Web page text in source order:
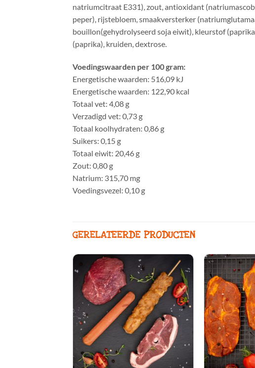
natriumcitraat E331), zout, antioxidant
peper), rijstebloem, smaakversterker
bouillon(gehydrolyseerd soja eiwit), kleurstof
(paprika), kruiden, dextrose.
Voedingswaarden per 100 gram:
Energetische waarden: 516,09 kJ
Energetische waarden: 122,90 kcal
Totaal vet: 4,08 g
Verzadigd vet: 0,73 g
Totaal koolhydraten: 0,86 g
Suikers: 0,15 g
Totaal eiwit: 20,46 g
Zout: 0,80 g
Natrium: 315,70 mg
Voedingsvezel: 0,10 g
GERELATEERDE PRODUCTEN